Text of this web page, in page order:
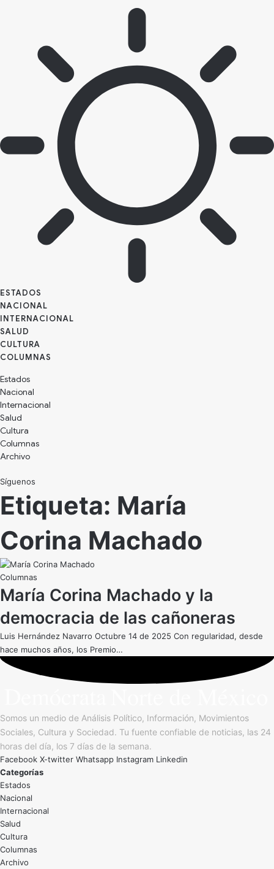
ESTADOS
NACIONAL
INTERNACIONAL
SALUD
CULTURA
Estados
Nacional
Internacional
Salud
Cultura
Archivo
Síguenos
Etiqueta: María
Corina Machado
María Corina Machado y la
democracia de las cañoneras
Luis Hernández Navarro Octubre 14 de 2025 Con regularidad, desde
hace muchos años, los Premio…
Somos un medio de Análisis Político, Información, Movimientos
Sociales, Cultura y Sociedad. Tu fuente confiable de noticias, las 24
horas del día, los 7 días de la semana.
Facebook X-twitter Whatsapp Instagram Linkedin
Categorías
Estados
Nacional
Internacional
Salud
Cultura
Archivo